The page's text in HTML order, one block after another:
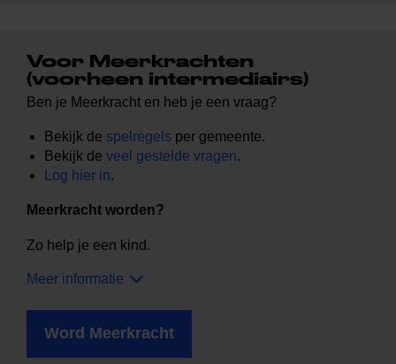
Voor Meerkrachten
(voorheen intermediairs)
Ben je Meerkracht en heb je een vraag?
Bekijk de spelregels per gemeente.
Bekijk de veel gestelde vragen.
Log hier in.
Meerkracht worden?
Zo help je een kind.
Meer informatie
Word Meerkracht